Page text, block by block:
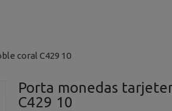
coral C429 10
Porta monedas
C429 10